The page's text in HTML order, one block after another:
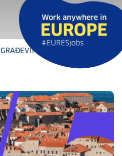
GRAĐEVINSKI